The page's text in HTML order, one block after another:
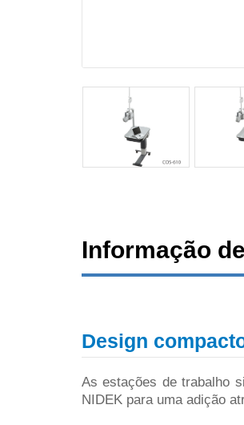
Informação
Design
As estações de trabalho
NIDEK para uma adição